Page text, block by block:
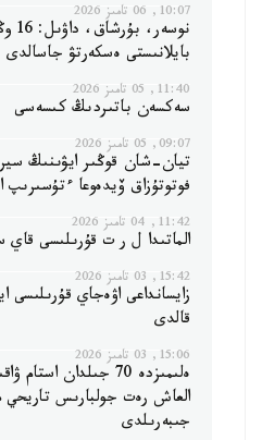
10:07, 06 تامىز 2026
بايلانىستى ەسكەرتۋ جاسالدى
11:40, 05 تامىز 2026
سەكسەن باتىردىڭ كىسەسى
09:07, 05 تامىز 2026
تيان-شان قوڭىر ايۋىنىڭ
فوتوتۇزاق ۆيدەوعا ءتۇسىرىپ
11:42, 04 تامىز 2026
الماتىدا ل ر ت قۇرىلىسى قاي
15:42, 03 تامىز 2026
زايسانداعى اۋەجاي قۇرىلىسى
قالدى
15:06, 03 تامىز 2026
ەلىمىزدە 70 جىلدان
العاش رەت جولبارىس تاريحي
جىبەرىلدى